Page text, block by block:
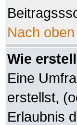
Nach oben
Wie
Eine
erstellst,
Erlaubnis